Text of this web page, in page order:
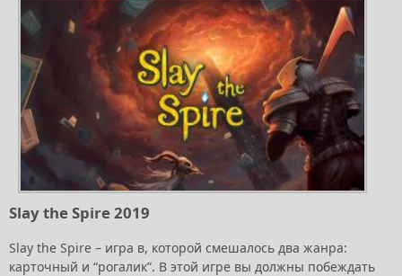
Slay the Spire 2019
Slay the Spire – игра в, которой смешалось два жанра:
карточный и “рогалик”. В этой игре вы должны побеждать